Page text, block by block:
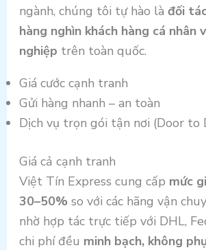
ngành, chúng tôi tự hào là đối
hàng nghìn khách hàng cá nhân
nghiệp trên toàn quốc.
Giá cước cạnh tranh
Gửi hàng nhanh – an toàn
Dịch vụ trọn gói tận nơi (Door to
Giá cả cạnh tranh
Việt Tín Express cung cấp mức
30–50%so với các hãng vận
nhờ hợp tác trực tiếp với DHL,
chi phí đều minh bạch, không